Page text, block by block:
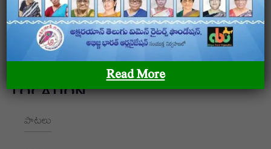
OUR SITEMAP
పాటలు
LOCATION
+91 9989928562
Read More